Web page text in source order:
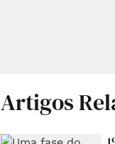
Artigos